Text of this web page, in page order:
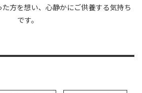
方を想い、心静かにご供養する気持ち
です。